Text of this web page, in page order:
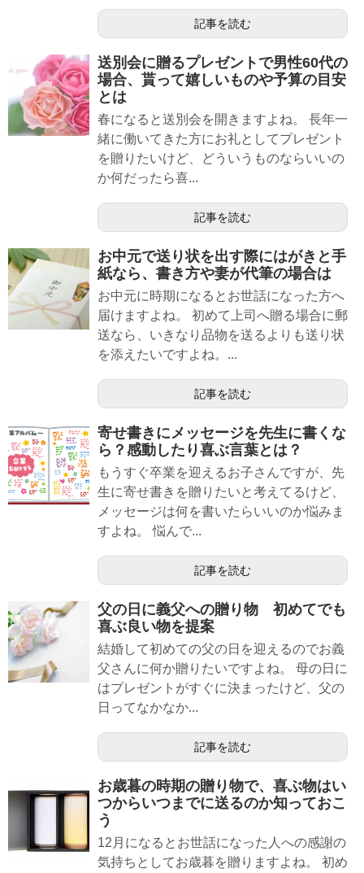
記事を読む
送別会に贈るプレゼントで男性60代の
場合、貰って嬉しいものや予算の目安
とは
春になると送別会を開きますよね。 長年一
緒に働いてきた方にお礼としてプレゼント
を贈りたいけど、どういうものならいいの
か何だったら喜...
記事を読む
お中元で送り状を出す際にはがきと手
紙なら、書き方や妻が代筆の場合は
お中元に時期になるとお世話になった方へ
届けますよね。 初めて上司へ贈る場合に郵
送なら、いきなり品物を送るよりも送り状
を添えたいですよね。...
記事を読む
寄せ書きにメッセージを先生に書くな
ら？感動したり喜ぶ言葉とは？
もうすぐ卒業を迎えるお子さんですが、先
生に寄せ書きを贈りたいと考えてるけど、
メッセージは何を書いたらいいのか悩みま
すよね。 悩んで...
記事を読む
父の日に義父への贈り物 初めてでも
喜ぶ良い物を提案
結婚して初めての父の日を迎えるのでお義
父さんに何か贈りたいですよね。 母の日に
はプレゼントがすぐに決まったけど、父の
日ってなかなか...
記事を読む
お歳暮の時期の贈り物で、喜ぶ物はい
つからいつまでに送るのか知っておこ
う
12月になるとお世話になった人への感謝の
気持ちとしてお歳暮を贈りますよね。 初め